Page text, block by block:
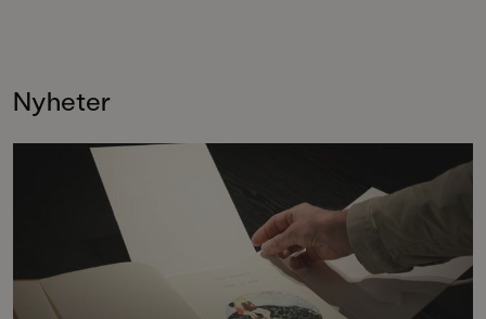
och helgalna berättelse i en
bilder att titta länge på av omtyckta
Jenny Dahlberg som bland annat
illustrerat för Kamratposten.Sagt
om första boken – Familjen
Tvärtomsson:"Fart och fläkt och
byxorna på huvudet blir det när
komikern Måns Nilsson och
Kamratpostenfavoriten Jenny
Dahlberg slår sina påsar ihop i
berättarglädjen
Nyheter